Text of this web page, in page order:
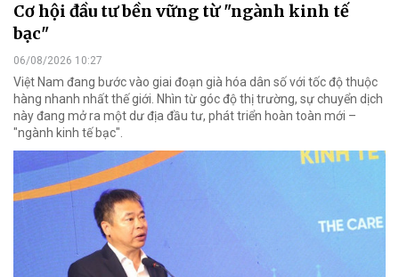
Cơ hội đầu tư bền vững từ "ngành kinh tế
bạc"
06/08/2026 10:27
Việt Nam đang bước vào giai đoạn già hóa dân số với tốc độ thuộc
hàng nhanh nhất thế giới. Nhìn từ góc độ thị trường, sự chuyển dịch
này đang mở ra một dư địa đầu tư, phát triển hoàn toàn mới –
"ngành kinh tế bạc".